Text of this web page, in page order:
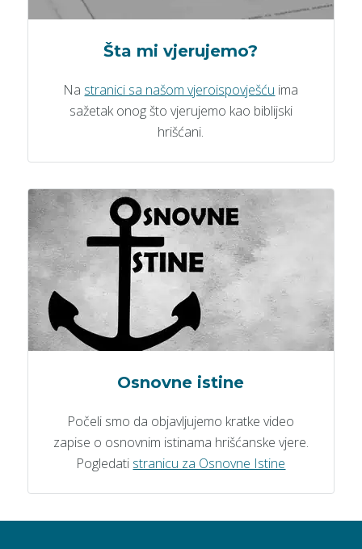
Šta mi vjerujemo?
Na stranici sa našom vjeroispovješću ima
sažetak onog što vjerujemo kao biblijski
hrišćani.
Osnovne istine
Počeli smo da objavljujemo kratke video
zapise o osnovnim istinama hrišćanske vjere.
Pogledati stranicu za Osnovne Istine